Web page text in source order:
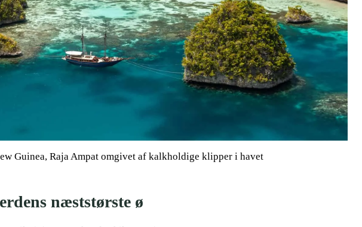
Guinea, Raja Ampat omgivet af kalkholdige klipper i havet
næststørste ø